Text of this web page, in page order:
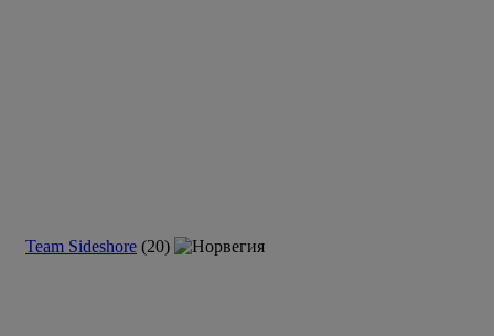
Team Sideshore (20)